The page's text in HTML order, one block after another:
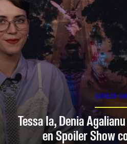
SPOILER
Tessa Ia, Denia
en Spoiler Show